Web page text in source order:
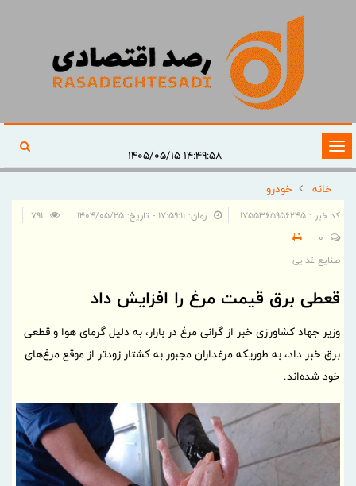
تغییر
وضعیت
ناوبری
۱۴:۴۹:۵۸ ۱۴۰۵/۰۵/۱۵
خانه
خودرو
کد خبر : 1755365956245 زمان: ۱۷:۵۹:۱۱ - تاریخ: ۱۴۰۴/۰۵/۲۵
0
صنایع غذایی
قعطی برق قیمت مرغ را افزایش داد
وزیر جهاد کشاورزی خبر از گرانی مرغ در بازار، به دلیل گرمای هوا و قطعی
برق خبر داد، به طوریکه مرغداران مجبور به کشتار زودتر از موقع مرغ‌های
خود شده‌اند.